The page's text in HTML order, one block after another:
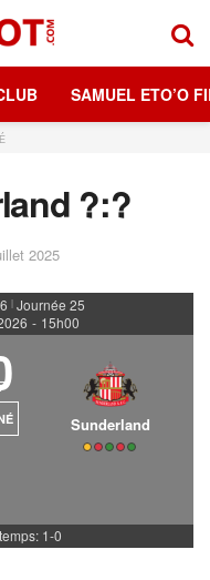
SAMUEL ETO’O
?:?
2025
| Journée 25
- 15h00
Sunderland
1-0